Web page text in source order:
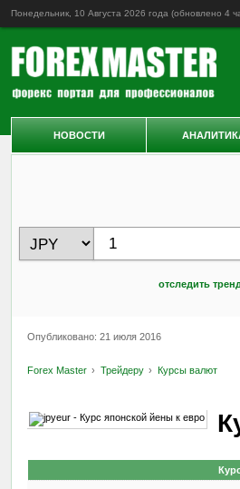
Понедельник, 10 Августа 2026 года (обновлено 4
отследить тренд
Опубликовано: 21 июля 2016
Forex Master Трейдеру Курсы валют
НОВОСТИ